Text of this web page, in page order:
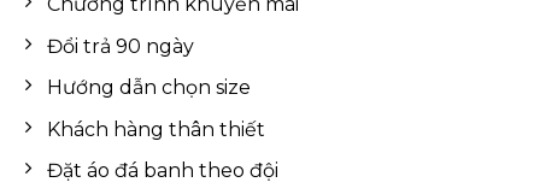
Đổi trả 90 ngày
Hướng dẫn chọn size
Khách hàng thân thiết
Đặt áo đá banh theo đội